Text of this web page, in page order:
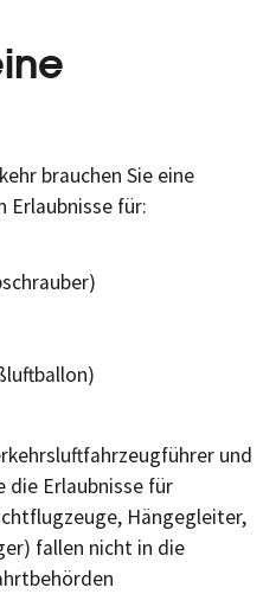
brauchen Sie eine
Erlaubnisse für:
und
die Erlaubnisse für
Hängegleiter,
fallen nicht in die